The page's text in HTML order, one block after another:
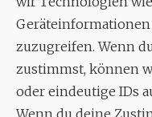
zuzugreifen. Wenn
zustimmst, können
oder eindeutige IDs
Wenn du deine